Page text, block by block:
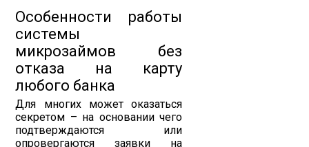
Особенности работы
системы
микрозаймов без
отказа на карту
любого банка
Для многих может оказаться
секретом – на основании чего
подтверждаются или
опровергаются заявки на